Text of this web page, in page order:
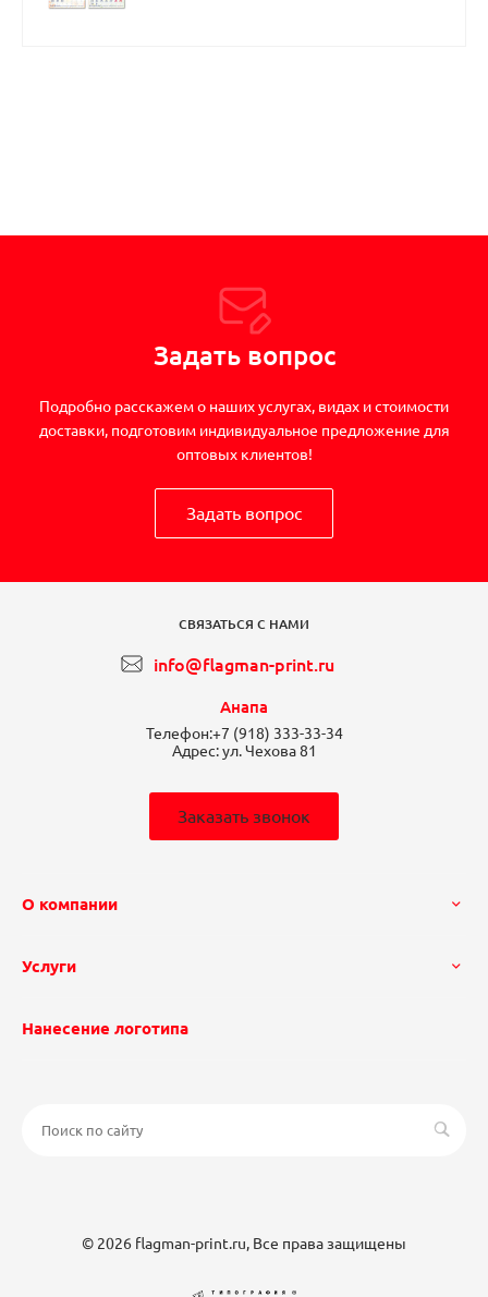
Задать вопрос
Подробно расскажем о наших услугах, видах и стоимости
доставки, подготовим индивидуальное предложение для
оптовых клиентов!
Задать вопрос
СВЯЗАТЬСЯ С НАМИ
info@flagman-print.ru
Анапа
Телефон:+7 (918) 333-33-34
Адрес:ул. Чехова 81
Заказать звонок
О компании
Услуги
Нанесение логотипа
© 2026 flagman-print.ru, Все права защищены